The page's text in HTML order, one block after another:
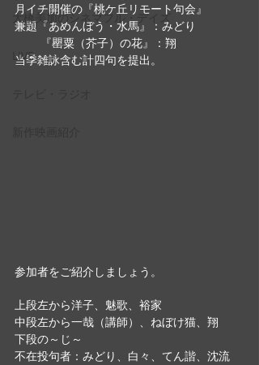
大橋美加のシネマフル・デイズ
LIVE
月イチ開催の『桃ケ丘リモート句会』
兼題『あめんぼう・水馬』：みどり
        『罌粟（芥子）の花』：翔
当季雑詠含む計四句を提出。
参加者をご紹介しましょう。
上段左から洋子、魅歌、裕家
中段左から一哉（講師）、ねぼけ猫、翔
下段の～じ～
不在投句者：みどり、白々、てん諧、沈流